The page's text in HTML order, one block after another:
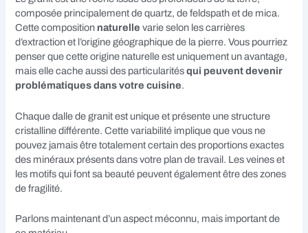
composée principalement de quartz, de feldspath et de mica.
Cette composition naturelle varie selon les carrières
d’extraction et l’origine géographique de la pierre. Vous pourriez
penser que cette origine naturelle est uniquement un avantage,
mais elle cache aussi des particularitésqui peuvent devenir
problématiques dans votre cuisine.
Chaque dalle de granit est unique et présente une structure
cristalline différente. Cette variabilité implique que vous ne
pouvez jamais être totalement certain des proportions exactes
des minéraux présents dans votre plan de travail. Les veines et
les motifs qui font sa beauté peuvent également être des zones
de fragilité.
Parlons maintenant d’un aspect méconnu, mais important de